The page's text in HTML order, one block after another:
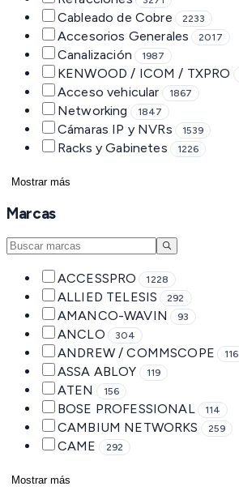
Cableado de Cobre 2233
Accesorios Generales 2017
Canalización 1987
KENWOOD / ICOM / TXPRO
Acceso vehicular 1867
Networking 1847
Cámaras IP y NVRs 1539
Racks y Gabinetes 1226
Mostrar más
Marcas
ACCESSPRO 1228
ALLIED TELESIS 292
AMANCO-WAVIN 93
ANCLO 304
ANDREW / COMMSCOPE 116
ASSA ABLOY 119
ATEN 156
BOSE PROFESSIONAL 114
CAMBIUM NETWORKS 259
CAME 292
Mostrar más